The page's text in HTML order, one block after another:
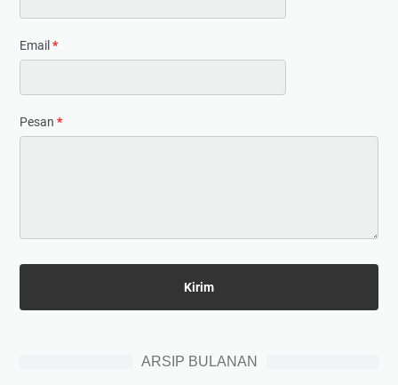
Email *
Pesan *
ARSIP BULANAN